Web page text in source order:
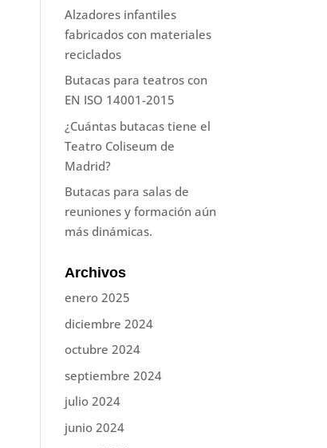
Alzadores infantiles
fabricados con materiales
reciclados
Butacas para teatros con
EN ISO 14001-2015
¿Cuántas butacas tiene el
Teatro Coliseum de
Madrid?
Butacas para salas de
reuniones y formación aún
más dinámicas.
Archivos
enero 2025
diciembre 2024
octubre 2024
septiembre 2024
julio 2024
junio 2024